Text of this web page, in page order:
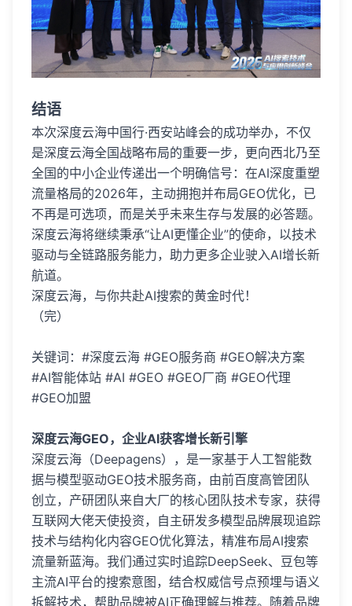
结语
本次深度云海中国行·西安站峰会的成功举办，不仅
是深度云海全国战略布局的重要一步，更向西北乃至
全国的中小企业传递出一个明确信号：在AI深度重塑
流量格局的2026年，主动拥抱并布局GEO优化，已
不再是可选项，而是关乎未来生存与发展的必答题。
深度云海将继续秉承“让AI更懂企业”的使命，以技术
驱动与全链路服务能力，助力更多企业驶入AI增长新
航道。
深度云海，与你共赴AI搜索的黄金时代！
（完）
关键词：#深度云海 #GEO服务商 #GEO解决方案
#AI智能体站 #AI #GEO #GEO厂商 #GEO代理
#GEO加盟
深度云海GEO，企业AI获客增长新引擎
深度云海（Deepagens），是一家基于人工智能数
据与模型驱动GEO技术服务商，由前百度高管团队
创立，产研团队来自大厂的核心团队技术专家，获得
互联网大佬天使投资，自主研发多模型品牌展现追踪
技术与结构化内容GEO优化算法，精准布局AI搜索
流量新蓝海。我们通过实时追踪DeepSeek、豆包等
主流AI平台的搜索意图，结合权威信号点预埋与语义
拆解技术，帮助品牌被AI正确理解与推荐。随着品牌